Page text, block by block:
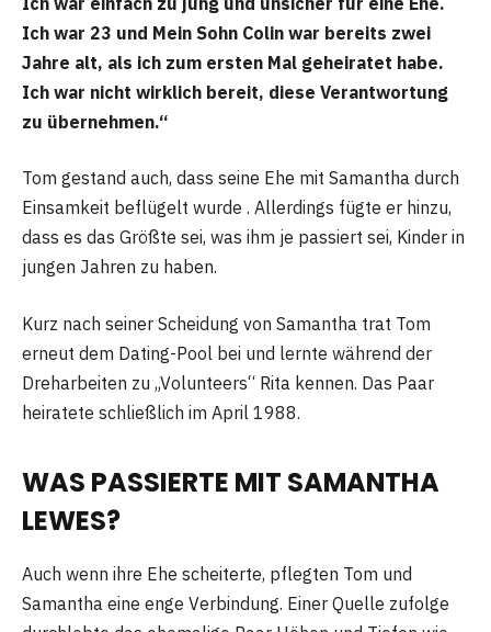
Ich war 23 und Mein Sohn Colin war bereits zwei
Jahre alt, als ich zum ersten Mal geheiratet habe.
Ich war nicht wirklich bereit, diese Verantwortung
zu übernehmen.“
Tom gestand auch, dass seine Ehe mit Samantha durch
Einsamkeit beflügelt wurde . Allerdings fügte er hinzu,
dass es das Größte sei, was ihm je passiert sei, Kinder in
jungen Jahren zu haben.
Kurz nach seiner Scheidung von Samantha trat Tom
erneut dem Dating-Pool bei und lernte während der
Dreharbeiten zu „Volunteers“ Rita kennen. Das Paar
heiratete schließlich im April 1988.
WAS PASSIERTE MIT SAMANTHA
LEWES?
Auch wenn ihre Ehe scheiterte, pflegten Tom und
Samantha eine enge Verbindung. Einer Quelle zufolge